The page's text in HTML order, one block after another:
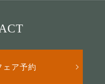
ェア予約